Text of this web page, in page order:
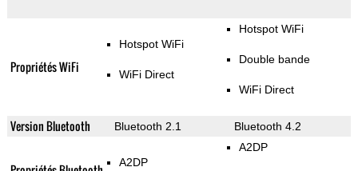
Propriétés WiFi
Hotspot WiFi
WiFi Direct
Hotspot WiFi
Double bande
WiFi Direct
Version Bluetooth Bluetooth 2.1 Bluetooth 4.2
A2DP
A2DP